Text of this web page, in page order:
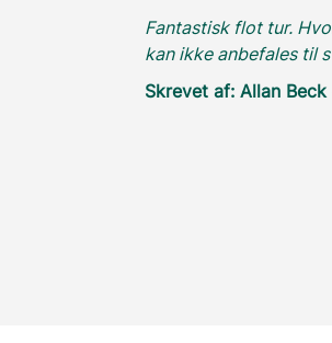
Fantastisk flot tur.
kan ikke anbefales til
Skrevet af: Allan